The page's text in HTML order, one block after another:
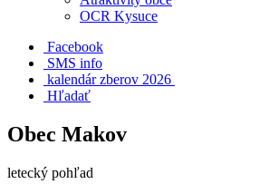
OCR Kysuce
Facebook
SMS info
​ kalendár zberov 2026
Hľadať
Obec Makov
letecký pohľad